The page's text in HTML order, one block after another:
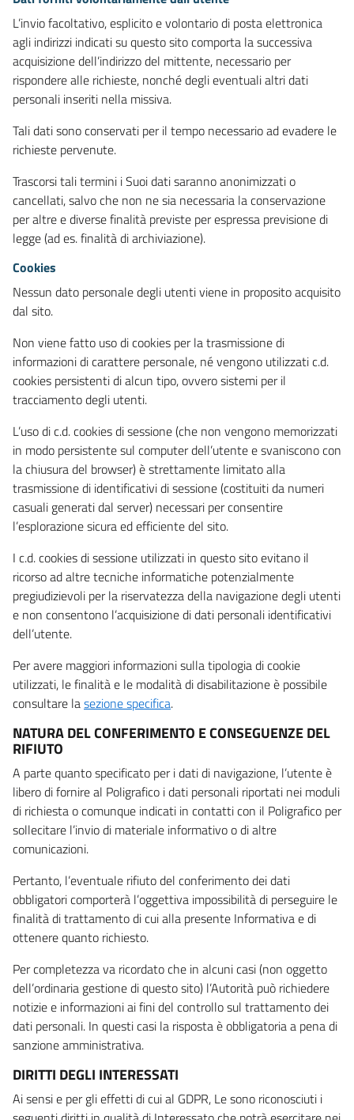
L’invio facoltativo, esplicito e volontario di posta elettronica
agli indirizzi indicati su questo sito comporta la successiva
acquisizione dell’indirizzo del mittente, necessario per
rispondere alle richieste, nonché degli eventuali altri dati
personali inseriti nella missiva.
Tali dati sono conservati per il tempo necessario ad evadere le
richieste pervenute.
Trascorsi tali termini i Suoi dati saranno anonimizzati o
cancellati, salvo che non ne sia necessaria la conservazione
per altre e diverse finalità previste per espressa previsione di
legge (ad es. finalità di archiviazione).
Cookies
Nessun dato personale degli utenti viene in proposito acquisito
dal sito.
Non viene fatto uso di cookies per la trasmissione di
informazioni di carattere personale, né vengono utilizzati c.d.
cookies persistenti di alcun tipo, ovvero sistemi per il
tracciamento degli utenti.
L’uso di c.d. cookies di sessione (che non vengono memorizzati
in modo persistente sul computer dell’utente e svaniscono con
la chiusura del browser) è strettamente limitato alla
trasmissione di identificativi di sessione (costituiti da numeri
casuali generati dal server) necessari per consentire
l’esplorazione sicura ed efficiente del sito.
I c.d. cookies di sessione utilizzati in questo sito evitano il
ricorso ad altre tecniche informatiche potenzialmente
pregiudizievoli per la riservatezza della navigazione degli utenti
e non consentono l’acquisizione di dati personali identificativi
dell’utente.
Per avere maggiori informazioni sulla tipologia di cookie
utilizzati, le finalità e le modalità di disabilitazione è possibile
consultare lasezione specifica.
NATURA DEL CONFERIMENTO E CONSEGUENZE DEL
RIFIUTO
A parte quanto specificato per i dati di navigazione, l’utente è
libero di fornire al Poligrafico i dati personali riportati nei moduli
di richiesta o comunque indicati in contatti con il Poligrafico per
sollecitare l’invio di materiale informativo o di altre
comunicazioni.
Pertanto, l’eventuale rifiuto del conferimento dei dati
obbligatori comporterà l’oggettiva impossibilità di perseguire le
finalità di trattamento di cui alla presente Informativa e di
ottenere quanto richiesto.
Per completezza va ricordato che in alcuni casi (non oggetto
dell’ordinaria gestione di questo sito) l’Autorità può richiedere
notizie e informazioni ai fini del controllo sul trattamento dei
dati personali. In questi casi la risposta è obbligatoria a pena di
sanzione amministrativa.
DIRITTI DEGLI INTERESSATI
Ai sensi e per gli effetti di cui al GDPR, Le sono riconosciuti i